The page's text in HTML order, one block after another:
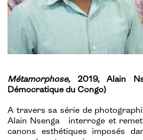
Métamorphose, 2019, Alain
Démocratique du Congo)
A travers sa série de
Alain Nsenga interroge et remet
canons esthétiques imposés